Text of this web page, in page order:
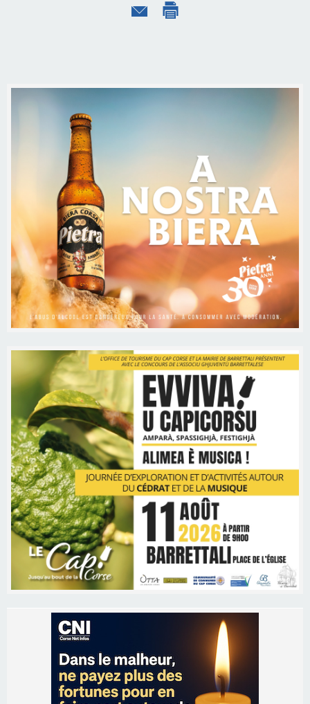
Les brèves
06/08/2026 15:57
Ucciani – Marché des producteurs à Cruculi le